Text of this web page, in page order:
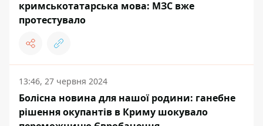
кримськотатарська мова: МЗС вже
протестувало
13:46, 27 червня 2024
Болісна новина для нашої родини: ганебне
рішення окупантів в Криму шокувало